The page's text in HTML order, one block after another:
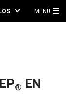
MENÚ
® EN